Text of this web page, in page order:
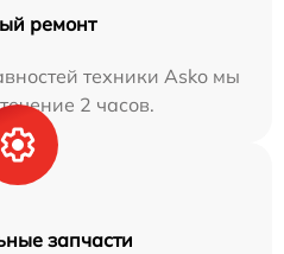
ремонт
техники Asko мы
2 часов.
запчасти